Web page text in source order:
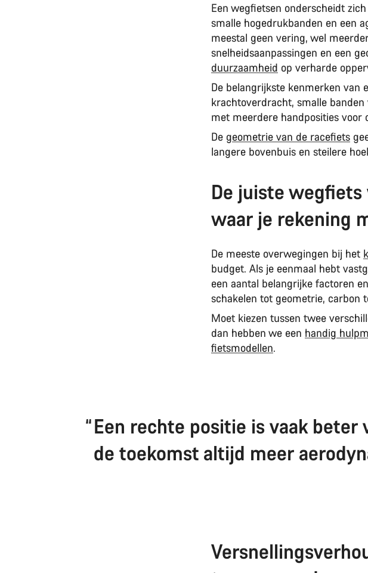
Een wegfietsen onderscheidt
smalle hogedrukbanden en een
meestal geen vering, wel
snelheidsaanpassingen en een
duurzaamheid op verharde
De belangrijkste kenmerken van
krachtoverdracht, smalle
met meerdere handposities voor
De geometrie van de racefiets
langere bovenbuis en steilere
De juiste wegfiets
waar je rekening
De meeste overwegingen bij het
budget. Als je eenmaal hebt
een aantal belangrijke factoren
schakelen tot geometrie, carbon
Moet kiezen tussen twee
dan hebben we een handig
fietsmodellen.
Een rechte positie is vaak
de toekomst altijd meer